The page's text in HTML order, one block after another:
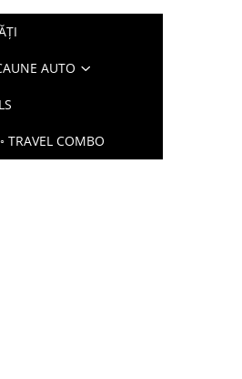
AUTO
◦ TRAVEL COMBO